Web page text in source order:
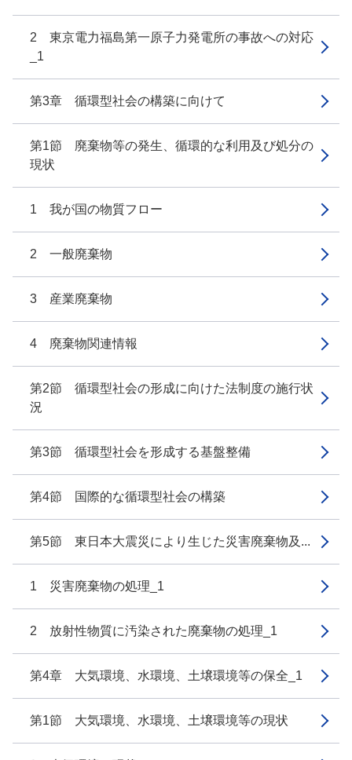
2 東京電力福島第一原子力発電所の事故への対応
_1
第3章 循環型社会の構築に向けて
第1節 廃棄物等の発生、循環的な利用及び処分の
現状
1 我が国の物質フロー
2 一般廃棄物
3 産業廃棄物
4 廃棄物関連情報
第2節 循環型社会の形成に向けた法制度の施行状
況
第3節 循環型社会を形成する基盤整備
第4節 国際的な循環型社会の構築
第5節 東日本大震災により生じた災害廃棄物及...
1 災害廃棄物の処理_1
2 放射性物質に汚染された廃棄物の処理_1
第4章 大気環境、水環境、土壌環境等の保全_1
第1節 大気環境、水環境、土壌環境等の現状